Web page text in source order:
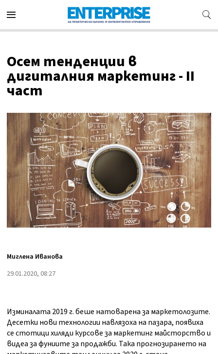
Осем тенденции в
дигиталния маркетинг - II
част
Миглена Иванова
29.01.2020, 08:27
Изминалата 2019 г. беше натоварена за маркетолозите.
Десетки нови технологии навлязоха на пазара, появиха
се стотици хиляди курсове за маркетинг майсторство и
видеа за фуниите за продажби. Така прогнозирането на